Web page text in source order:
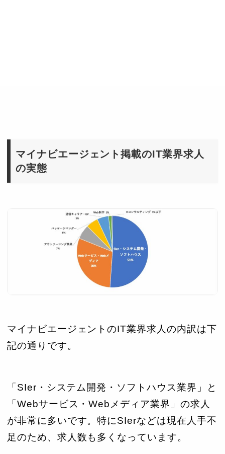
マイナビエージェント掲載のIT業界求人
の実態
マイナビエージェントのIT業界求人の内訳は下
記の通りです。
「SIer・システム開発・ソフトハウス業界」と
「Webサービス・Webメディア業界」の求人
が非常に多いです。特にSIerなどは現在人手不
足のため、求人数も多くなっています。